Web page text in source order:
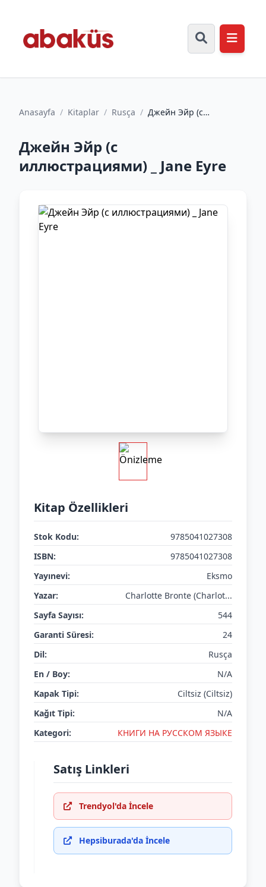
Anasayfa / Kitaplar / Rusça / Джейн Эйр (с
Джейн Эйр (с
иллюстрациями) _ Jane Eyre
Kitap Özellikleri
Stok Kodu:
9785041027308
ISBN:
9785041027308
Yayınevi:
Eksmo
Yazar:
Charlotte Bronte (Charlot...
Sayfa Sayısı:
544
Garanti Süresi:
24
Dil:
Rusça
En / Boy:
N/A
Kapak Tipi:
Ciltsiz (Ciltsiz)
Kağıt Tipi:
N/A
Kategori:
КНИГИ НА РУССКОМ ЯЗЫКЕ
Satış Linkleri
Trendyol'da İncele
Hepsiburada'da İncele